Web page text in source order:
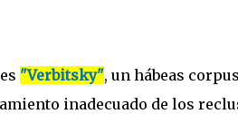
"Verbitsky", un hábeas
inadecuado de los